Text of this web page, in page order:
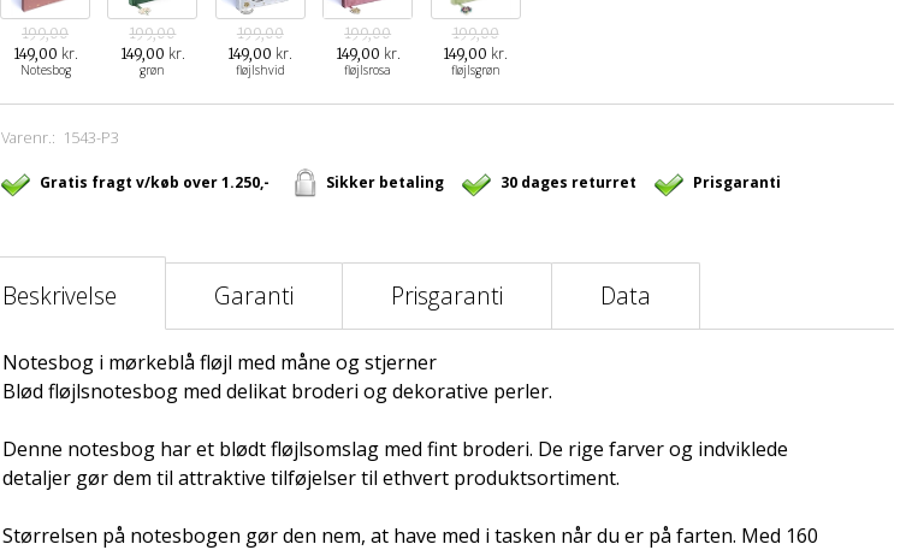
199,00
149,00 kr.
Notesbog
199,00
149,00 kr.
grøn
199,00
149,00 kr.
fløjlshvid
199,00
149,00 kr.
fløjlsrosa
199,00
149,00 kr.
fløjlsgrøn
Varenr.: 1543-P3
Gratis fragt v/køb over 1.250,- Sikker betaling 30 dages returret Prisgaranti
Beskrivelse Garanti Prisgaranti Data
Notesbog i mørkeblå fløjl med måne og stjerner
Blød fløjlsnotesbog med delikat broderi og dekorative perler.
Denne notesbog har et blødt fløjlsomslag med fint broderi. De rige farver og indviklede
detaljer gør dem til attraktive tilføjelser til ethvert produktsortiment.
Størrelsen på notesbogen gør den nem, at have med i tasken når du er på farten. Med 160